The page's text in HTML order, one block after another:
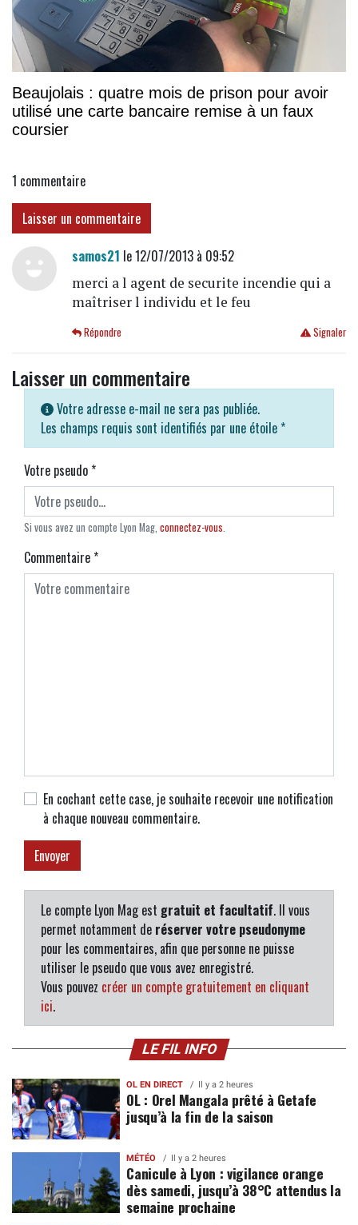
Beaujolais : quatre mois de prison pour avoir
utilisé une carte bancaire remise à un faux
coursier
1 commentaire
Laisser un commentaire
samos21 le 12/07/2013 à 09:52
merci a l agent de securite incendie qui a
maîtriser l individu et le feu
Signaler
Répondre
Laisser un commentaire
Votre adresse e-mail ne sera pas publiée.
Les champs requis sont identifiés par une étoile *
Votre pseudo*
Si vous avez un compte Lyon Mag, connectez-vous.
Commentaire*
En cochant cette case, je souhaite recevoir une notification
à chaque nouveau commentaire.
Le compte Lyon Mag est gratuit et facultatif. Il vous
permet notamment de réserver votre pseudonyme
pour les commentaires, afin que personne ne puisse
utiliser le pseudo que vous avez enregistré.
Vous pouvez créer un compte gratuitement en cliquant
ici.
LE FIL INFO
OL EN DIRECT Il y a 2 heures
OL : Orel Mangala prêté à Getafe
jusqu’à la fin de la saison
MÉTÉO Il y a 2 heures
Canicule à Lyon : vigilance orange
dès samedi, jusqu’à 38°C attendus la
semaine prochaine